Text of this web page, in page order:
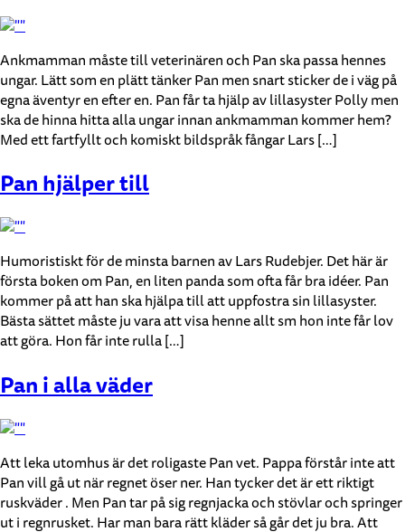
Ankmamman måste till veterinären och Pan ska passa hennes
ungar. Lätt som en plätt tänker Pan men snart sticker de i väg på
egna äventyr en efter en. Pan får ta hjälp av lillasyster Polly men
ska de hinna hitta alla ungar innan ankmamman kommer hem?
Med ett fartfyllt och komiskt bildspråk fångar Lars […]
Pan hjälper till
Humoristiskt för de minsta barnen av Lars Rudebjer. Det här är
första boken om Pan, en liten panda som ofta får bra idéer. Pan
kommer på att han ska hjälpa till att uppfostra sin lillasyster.
Bästa sättet måste ju vara att visa henne allt sm hon inte får lov
att göra. Hon får inte rulla […]
Pan i alla väder
Att leka utomhus är det roligaste Pan vet. Pappa förstår inte att
Pan vill gå ut när regnet öser ner. Han tycker det är ett riktigt
ruskväder . Men Pan tar på sig regnjacka och stövlar och springer
ut i regnrusket. Har man bara rätt kläder så går det ju bra. Att